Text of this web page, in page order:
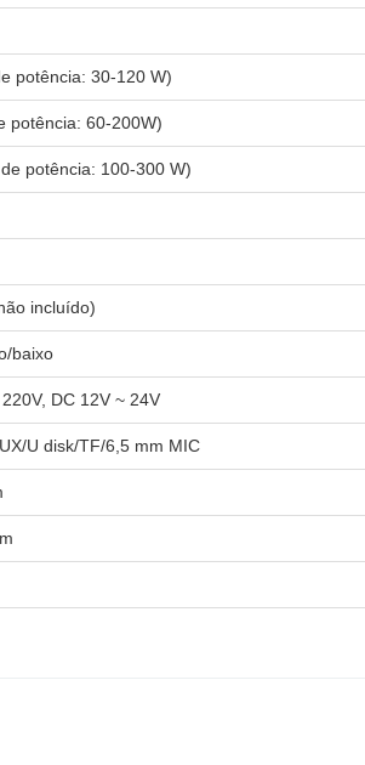
potência: 30-120 W)
potência: 60-200W)
potência: 100-300 W)
incluído)
baixo
DC 12V ~ 24V
U disk/TF/6,5 mm MIC